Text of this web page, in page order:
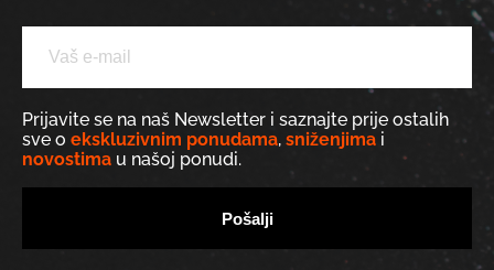
Prijavite se na naš Newsletter i saznajte prije ostalih
sve o ekskluzivnim ponudama, sniženjima i
novostima u našoj ponudi.